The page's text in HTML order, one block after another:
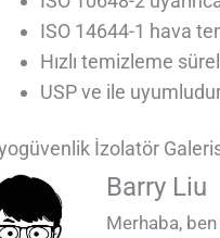
ISO 14644-1 hava
Hızlı temizleme
USP ve ile
İzolatör
QUALIA Biyogüvenlik
Barry Liu
Merhaba,